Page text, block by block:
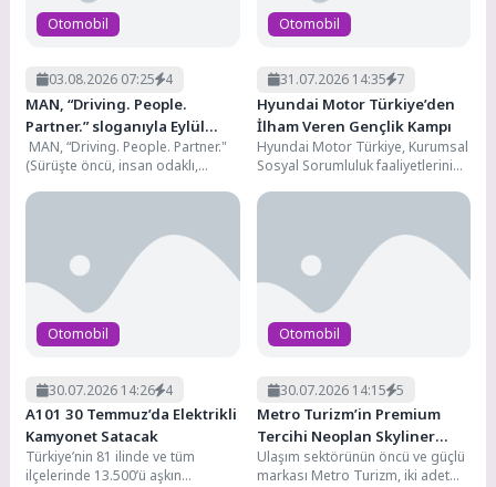
Otomobil
03.08.2026 07:25 4
MAN, “Driving. People.
Partner.” sloganıyla Eylül
ayındaki IAA Transportation
2026’da
MAN, “Driving. People. Partner."
(Sürüşte öncü, insan odaklı,
alacağı Eylül ayındaki...
Otomobil
31.07.2026 14:35 7
Hyundai Motor Türkiye’den
İlham Veren Gençlik Kampı
Hyundai Motor Türkiye, Kurumsal
Sosyal Sorumluluk faaliyetlerini
altında, Hyundai Gençlik Kampı’nı
Otomobil
30.07.2026 14:26 4
A101 30 Temmuz’da Elektrikli
Kamyonet Satacak
Türkiye’nin 81 ilinde ve tüm
ilçelerinde 13.500’ü aşkın
Otomobil
30.07.2026 14:15 5
Metro Turizm’in Premium
Tercihi Neoplan Skyliner
Oldu
Ulaşım sektörünün öncü ve güçlü
markası Metro Turizm, iki adet